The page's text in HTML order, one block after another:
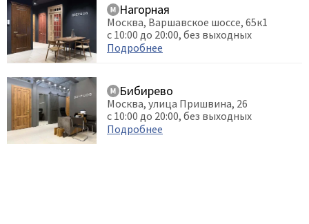
Нагорная
Москва, Варшавское шоссе, 65к1
с 10:00 до 20:00, без выходных
Подробнее
Бибирево
Москва, улица Пришвина, 26
с 10:00 до 20:00, без выходных
Подробнее